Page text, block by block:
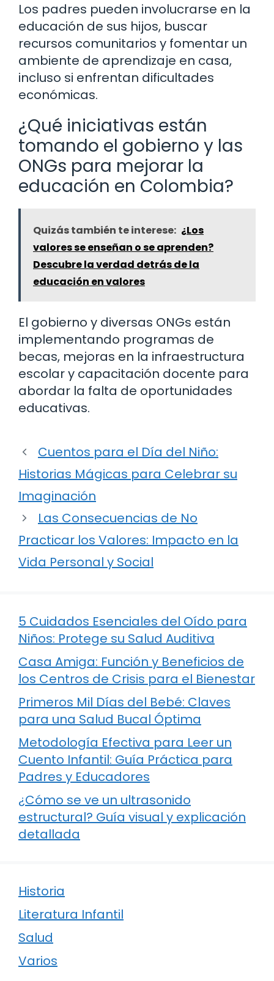
Los padres pueden involucrarse en la
educación de sus hijos, buscar
recursos comunitarios y fomentar un
ambiente de aprendizaje en casa,
incluso si enfrentan dificultades
económicas.
¿Qué iniciativas están
tomando el gobierno y las
ONGs para mejorar la
educación en Colombia?
Quizás también te interese: ¿Los
valores se enseñan o se aprenden?
Descubre la verdad detrás de la
educación en valores
El gobierno y diversas ONGs están
implementando programas de
becas, mejoras en la infraestructura
escolar y capacitación docente para
abordar la falta de oportunidades
educativas.
Cuentos para el Día del Niño:
Historias Mágicas para Celebrar su
Imaginación
Las Consecuencias de No
Practicar los Valores: Impacto en la
Vida Personal y Social
5 Cuidados Esenciales del Oído para
Niños: Protege su Salud Auditiva
Casa Amiga: Función y Beneficios de
los Centros de Crisis para el Bienestar
Primeros Mil Días del Bebé: Claves
para una Salud Bucal Óptima
Metodología Efectiva para Leer un
Cuento Infantil: Guía Práctica para
Padres y Educadores
¿Cómo se ve un ultrasonido
estructural? Guía visual y explicación
detallada
Historia
Literatura Infantil
Salud
Varios